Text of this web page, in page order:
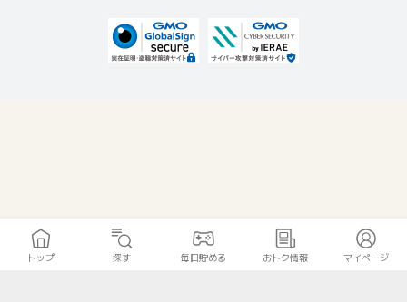
トップ 探す 毎日貯める おトク情報 マイページ